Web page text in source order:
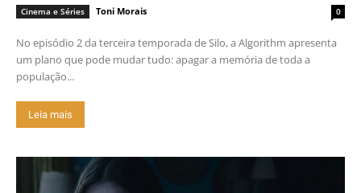
Cinema e Séries Toni Morais 0
No episódio 2 da terceira temporada de Silo, a Algorithm apresenta
um plano que pode mudar tudo: apagar a memória de toda a
população...
Leia mais